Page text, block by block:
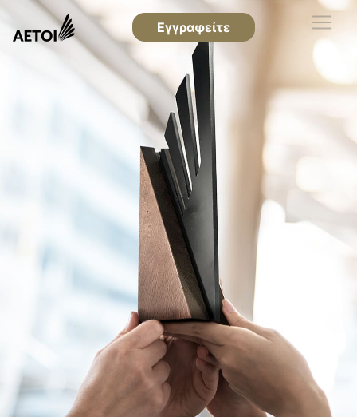
Εγγραφείτε